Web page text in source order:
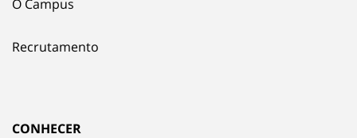
O Campus
Recrutamento
CONHECER